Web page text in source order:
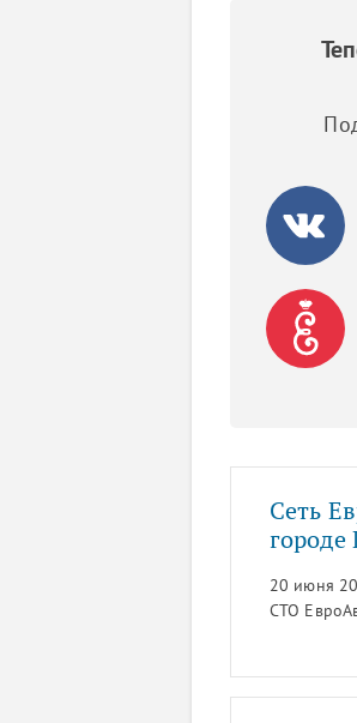
Сеть
20 июня
СТО